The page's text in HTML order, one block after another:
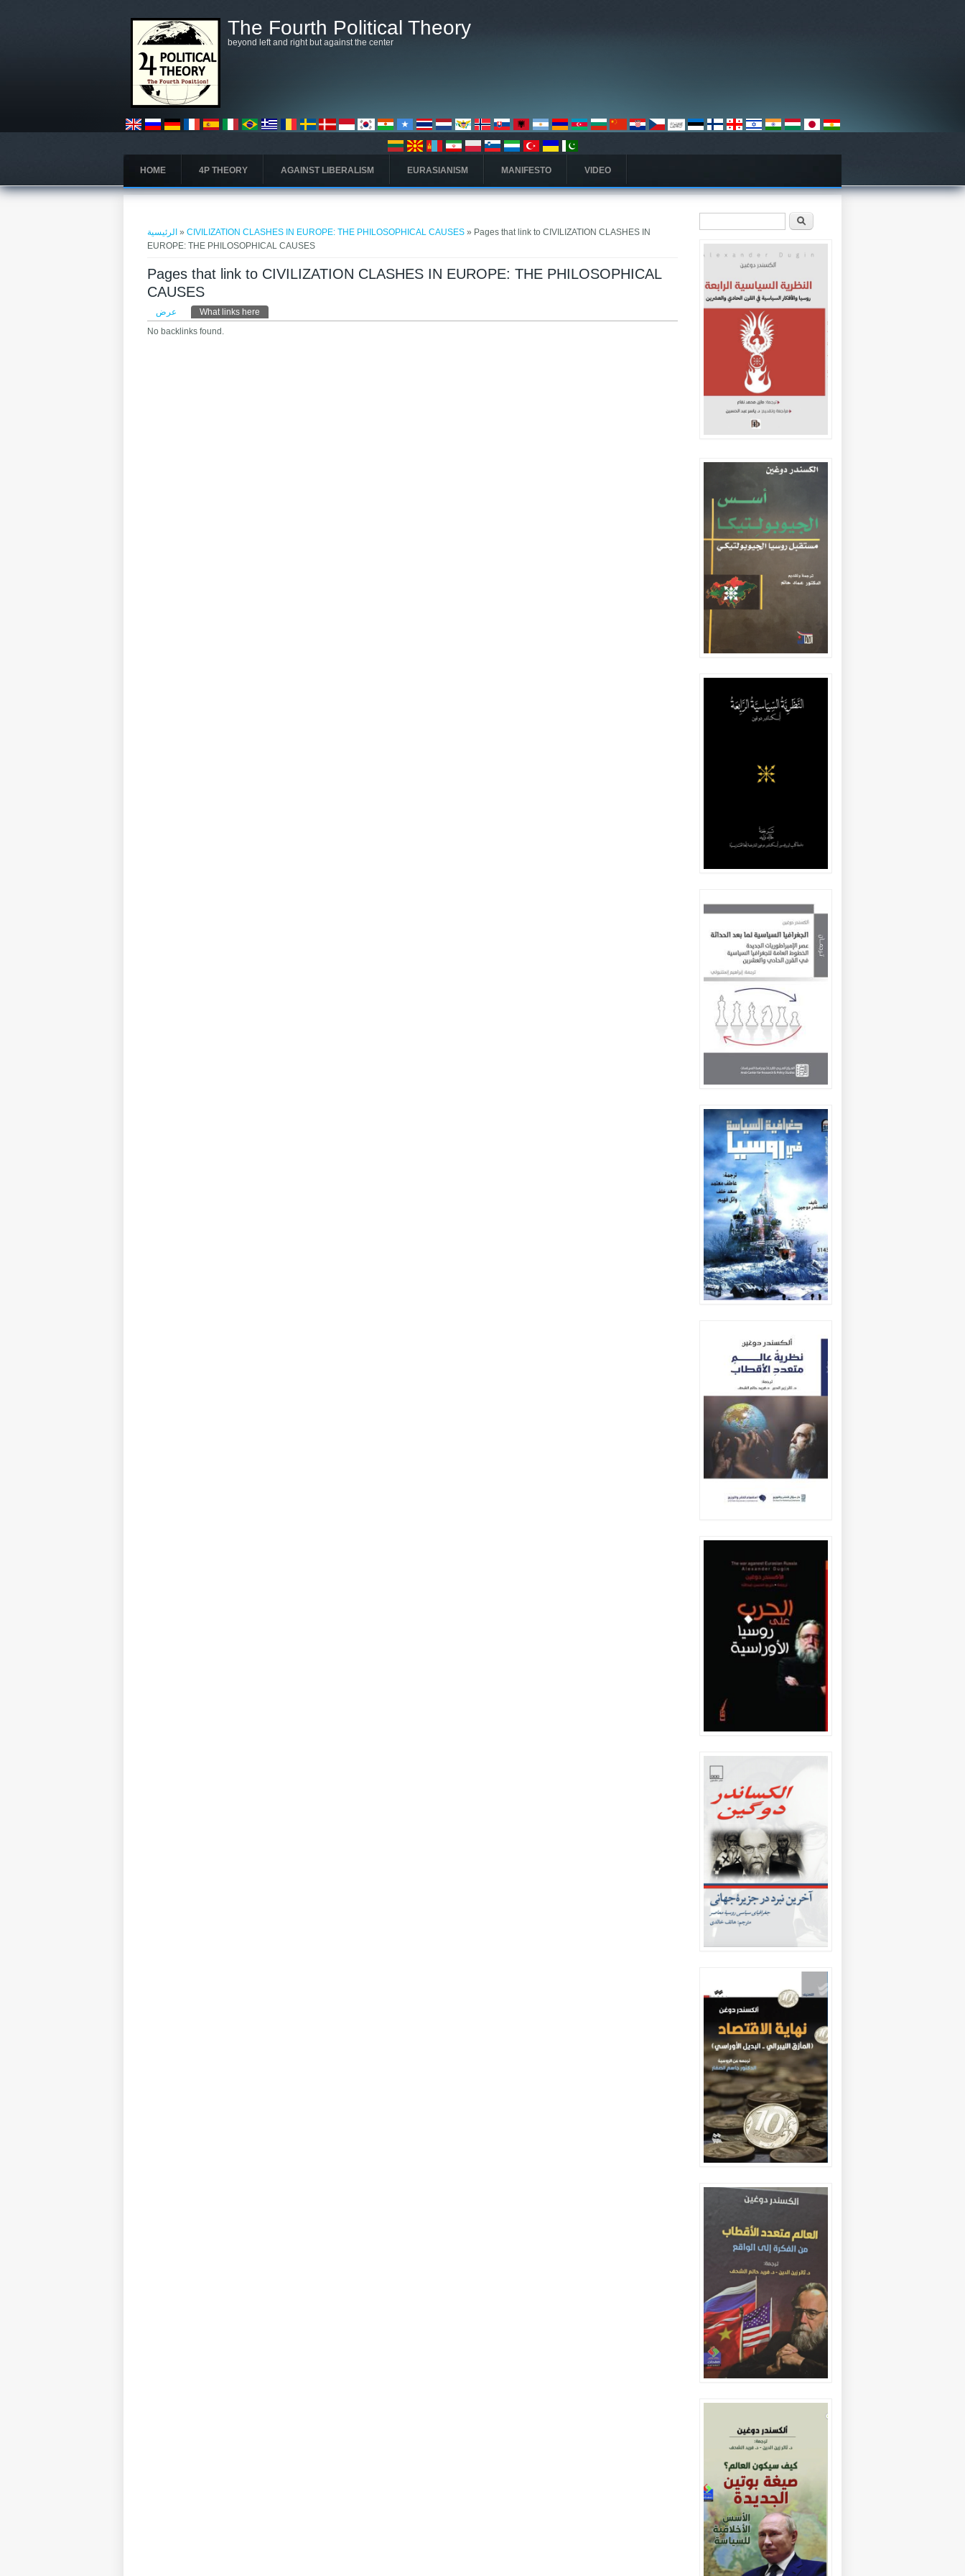
The Fourth Political Theory
beyond left and right but against the center
HOME 4P THEORY AGAINST LIBERALISM EURASIANISM MANIFESTO VIDEO
الرئيسية »CIVILIZATION CLASHES IN EUROPE: THE PHILOSOPHICAL CAUSES » Pages that link to CIVILIZATION CLASHES IN
EUROPE: THE PHILOSOPHICAL CAUSES
Pages that link to CIVILIZATION CLASHES IN EUROPE: THE PHILOSOPHICAL
CAUSES
التبويبات الأساسية
عرض What links here
No backlinks found.
استمارة البحث